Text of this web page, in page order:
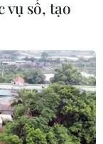
vụ số, tạo